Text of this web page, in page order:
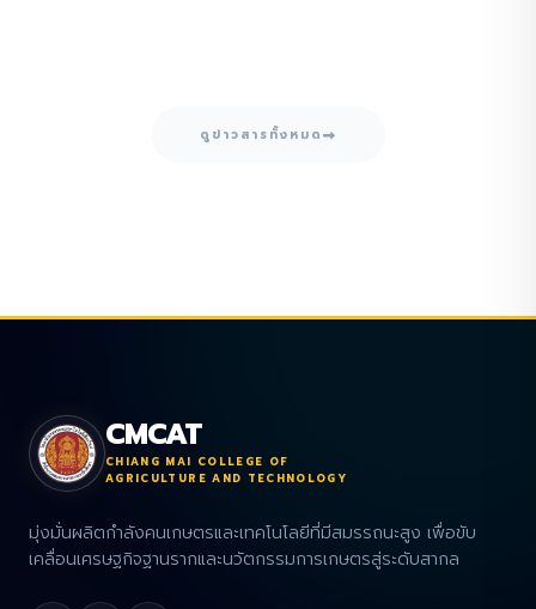
ดูข่าวสารทั้งหมด
CMCAT
CHIANG MAI COLLEGE OF
AGRICULTURE AND TECHNOLOGY
มุ่งมั่นผลิตกำลังคนเกษตรและเทคโนโลยีที่มีสมรรถนะสูง เพื่อขับ
เคลื่อนเศรษฐกิจฐานรากและนวัตกรรมการเกษตรสู่ระดับสากล